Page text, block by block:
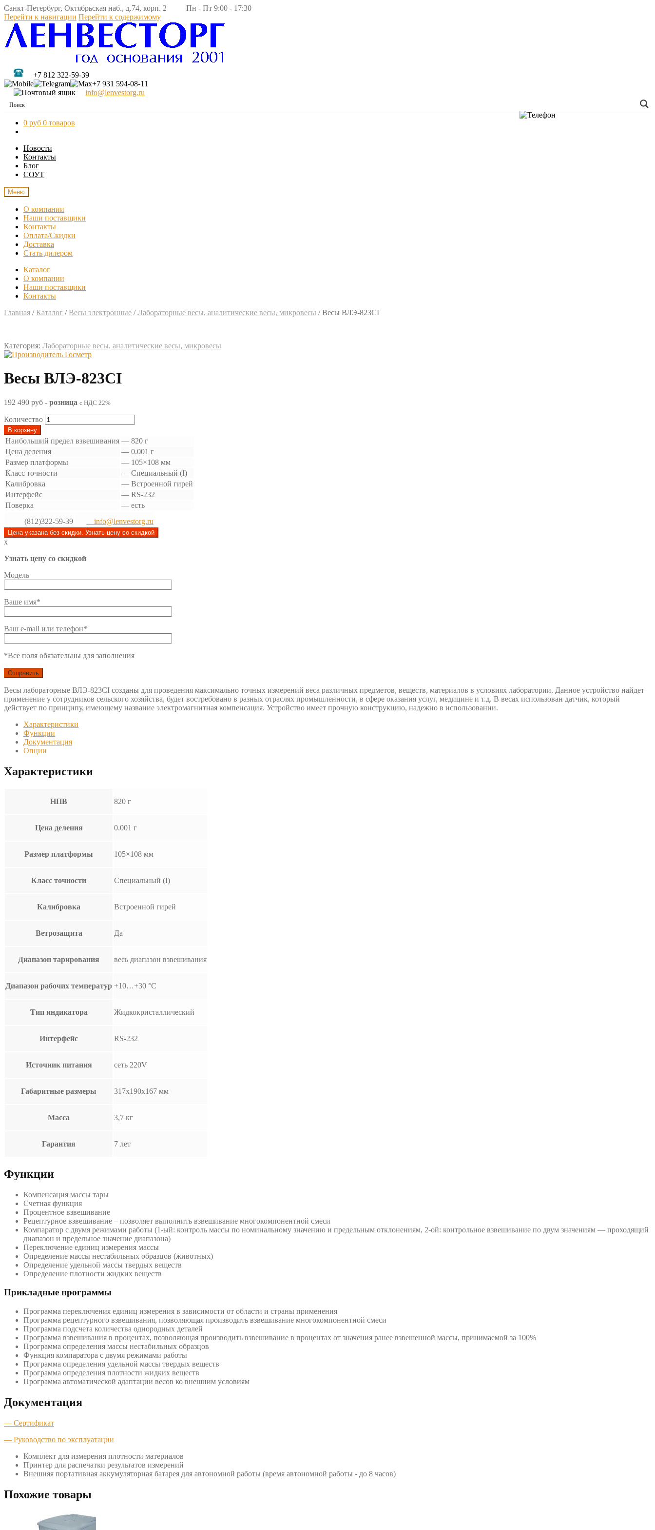
Санкт-Петербург, Октябрьская наб., д.74, корп. 2 Пн - Пт 9:00 - 17:30
Перейти к навигации Перейти к содержимому
+7 812 322-59-39
+7 931 594-08-11
info@lenvestorg.ru
0 руб 0 товаров
Новости
Контакты
Блог
СОУТ
Меню
О компании
Наши поставщики
Контакты
Оплата/Скидки
Доставка
Стать дилером
Каталог
О компании
Наши поставщики
Контакты
Главная / Каталог / Весы электронные /Лабораторные весы, аналитические весы, микровесы /Весы ВЛЭ-823СI
Категория: Лабораторные весы, аналитические весы, микровесы
Весы ВЛЭ-823СI
192 490 руб - розница с НДС 22%
Количество
В корзину
Наибольший предел взвешивания — 820 г
Цена деления
— 0.001 г
Размер платформы
— 105×108 мм
Класс точности
— Специальный (I)
Калибровка
— Встроенной гирей
Интерфейс
— RS-232
Поверка
— есть
(812)322-59-39
info@lenvestorg.ru
Цена указана без скидки. Узнать цену со скидкой
x
Узнать цену со скидкой
Модель
Ваше имя*
Ваш e-mail или телефон*
*Все поля обязательны для заполнения
Весы лабораторные ВЛЭ-823СI созданы для проведения максимально точных измерений веса различных предметов, веществ, материалов в условиях лаборатории. Данное устройство найдет
применение у сотрудников сельского хозяйства, будет востребовано в разных отраслях промышленности, в сфере оказания услуг, медицине и т.д. В весах использован датчик, который
действует по принципу, имеющему название электромагнитная компенсация. Устройство имеет прочную конструкцию, надежно в использовании.
Характеристики
Функции
Документация
Опции
Характеристики
НПВ 820 г
Цена деления 0.001 г
Размер платформы 105×108 мм
Класс точности Специальный (I)
Калибровка Встроенной гирей
Ветрозащита Да
Диапазон тарирования весь диапазон взвешивания
Диапазон рабочих температур +10…+30 °С
Тип индикатора Жидкокристаллический
Интерфейс RS-232
Источник питания сеть 220V
Габаритные размеры 317х190х167 мм
Масса 3,7 кг
Гарантия 7 лет
Функции
Компенсация массы тары
Счетная функция
Процентное взвешивание
Рецептурное взвешивание – позволяет выполнить взвешивание многокомпонентной смеси
Компаратор с двумя режимами работы (1-ый: контроль массы по номинальному значению и предельным отклонениям, 2-ой: контрольное взвешивание по двум значениям — проходящий
диапазон и предельное значение диапазона)
Переключение единиц измерения массы
Определение массы нестабильных образцов (животных)
Определение удельной массы твердых веществ
Определение плотности жидких веществ
Прикладные программы
Программа переключения единиц измерения в зависимости от области и страны применения
Программа рецептурного взвешивания, позволяющая производить взвешивание многокомпонентной смеси
Программа подсчета количества однородных деталей
Программа взвешивания в процентах, позволяющая производить взвешивание в процентах от значения ранее взвешенной массы, принимаемой за 100%
Программа определения массы нестабильных образцов
Функция компаратора с двумя режимами работы
Программа определения удельной массы твердых веществ
Программа определения плотности жидких веществ
Программа автоматической адаптации весов ко внешним условиям
Документация
— Сертификат
— Руководство по эксплуатации
Комплект для измерения плотности материалов
Принтер для распечатки результатов измерений
Внешняя портативная аккумуляторная батарея для автономной работы (время автономной работы - до 8 часов)
Похожие товары